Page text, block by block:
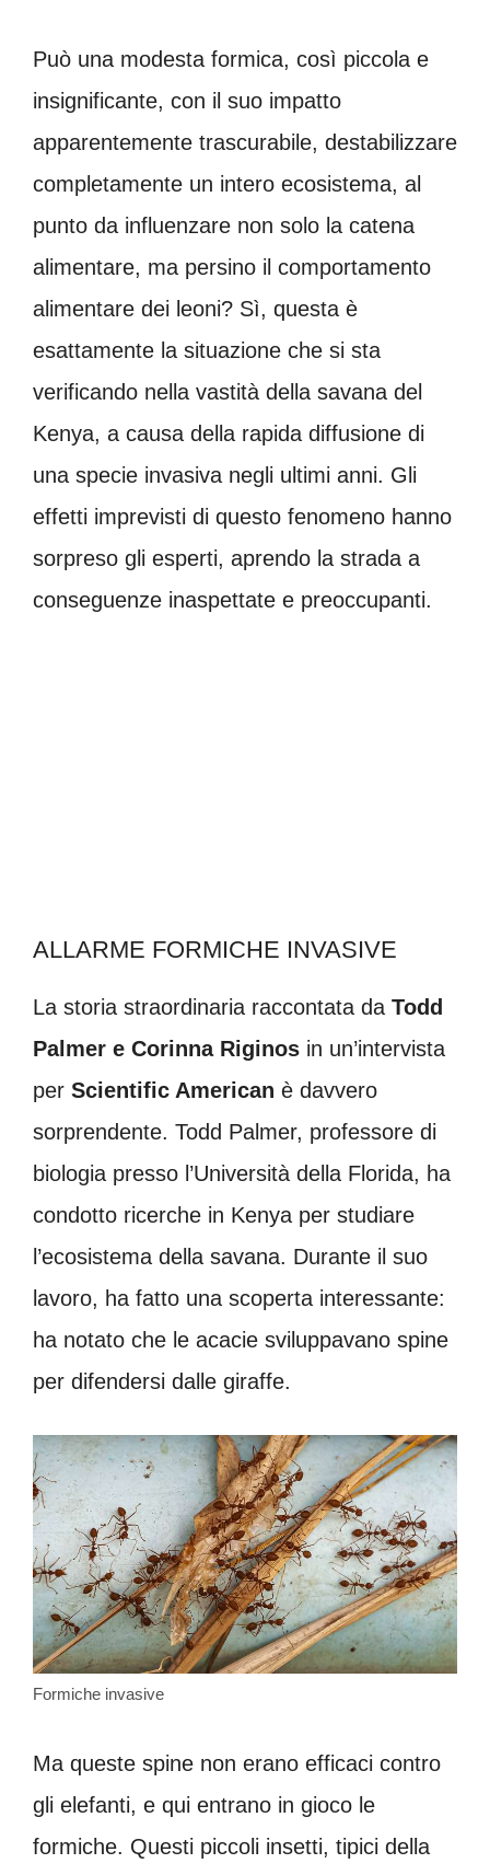
Può una modesta formica, così piccola e
insignificante, con il suo impatto
apparentemente trascurabile, destabilizzare
completamente un intero ecosistema, al
punto da influenzare non solo la catena
alimentare, ma persino il comportamento
alimentare dei leoni? Sì, questa è
esattamente la situazione che si sta
verificando nella vastità della savana del
Kenya, a causa della rapida diffusione di
una specie invasiva negli ultimi anni. Gli
effetti imprevisti di questo fenomeno hanno
sorpreso gli esperti, aprendo la strada a
conseguenze inaspettate e preoccupanti.
ALLARME FORMICHE INVASIVE
La storia straordinaria raccontata da Todd
Palmer e Corinna Riginos in un’intervista
per Scientific American è davvero
sorprendente. Todd Palmer, professore di
biologia presso l’Università della Florida, ha
condotto ricerche in Kenya per studiare
l’ecosistema della savana. Durante il suo
lavoro, ha fatto una scoperta interessante:
ha notato che le acacie sviluppavano spine
per difendersi dalle giraffe.
Formiche invasive
Ma queste spine non erano efficaci contro
gli elefanti, e qui entrano in gioco le
formiche. Questi piccoli insetti, tipici della